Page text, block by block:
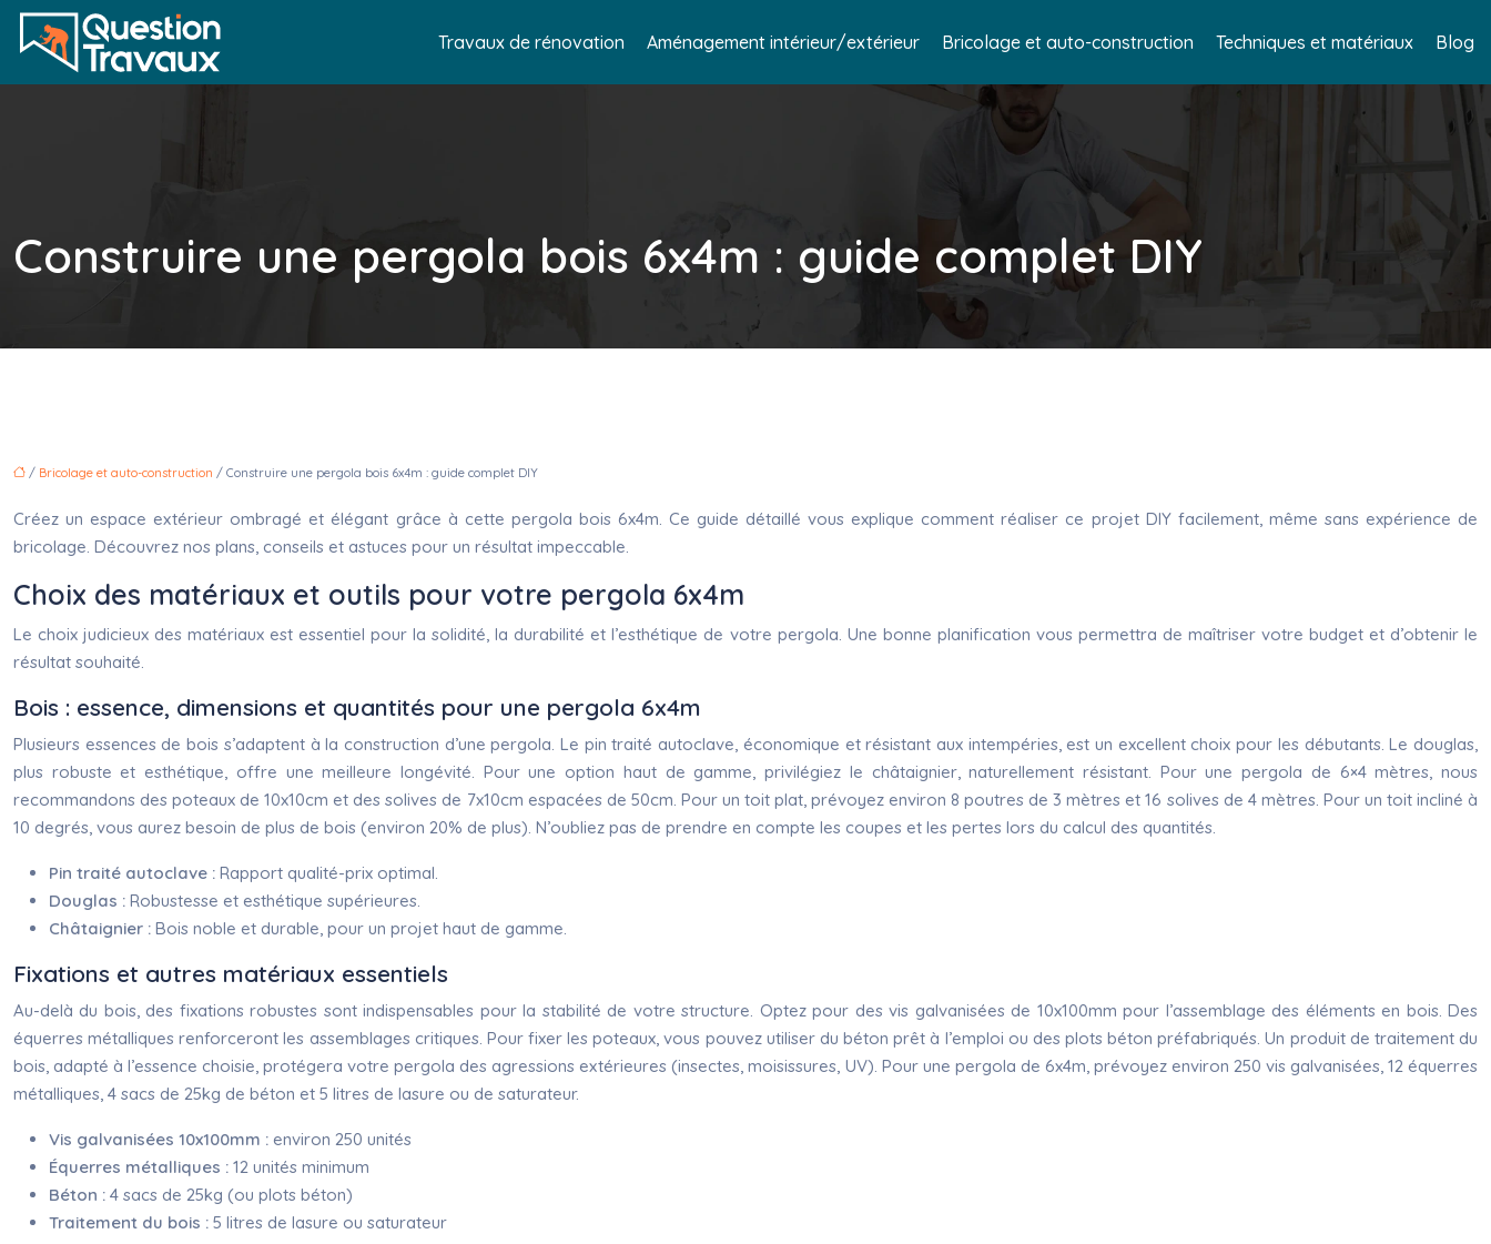
Travaux de rénovation Aménagement intérieur/extérieur Bricolage et auto-construction Techniques et matériaux Blog
Construire une pergola bois 6x4m : guide complet DIY
/ Bricolage et auto-construction / Construire une pergola bois 6x4m : guide complet DIY
Créez un espace extérieur ombragé et élégant grâce à cette pergola bois 6x4m. Ce guide détaillé vous explique comment réaliser ce projet DIY facilement, même sans expérience de
bricolage. Découvrez nos plans, conseils et astuces pour un résultat impeccable.
Choix des matériaux et outils pour votre pergola 6x4m
Le choix judicieux des matériaux est essentiel pour la solidité, la durabilité et l’esthétique de votre pergola. Une bonne planification vous permettra de maîtriser votre budget et d’obtenir le
résultat souhaité.
Bois : essence, dimensions et quantités pour une pergola 6x4m
Plusieurs essences de bois s’adaptent à la construction d’une pergola. Le pin traité autoclave, économique et résistant aux intempéries, est un excellent choix pour les débutants. Le douglas,
plus robuste et esthétique, offre une meilleure longévité. Pour une option haut de gamme, privilégiez le châtaignier, naturellement résistant. Pour une pergola de 6×4 mètres, nous
recommandons des poteaux de 10x10cm et des solives de 7x10cm espacées de 50cm. Pour un toit plat, prévoyez environ 8 poutres de 3 mètres et 16 solives de 4 mètres. Pour un toit incliné à
10 degrés, vous aurez besoin de plus de bois (environ 20% de plus). N’oubliez pas de prendre en compte les coupes et les pertes lors du calcul des quantités.
Pin traité autoclave : Rapport qualité-prix optimal.
Douglas : Robustesse et esthétique supérieures.
Châtaignier : Bois noble et durable, pour un projet haut de gamme.
Fixations et autres matériaux essentiels
Au-delà du bois, des fixations robustes sont indispensables pour la stabilité de votre structure. Optez pour des vis galvanisées de 10x100mm pour l’assemblage des éléments en bois. Des
équerres métalliques renforceront les assemblages critiques. Pour fixer les poteaux, vous pouvez utiliser du béton prêt à l’emploi ou des plots béton préfabriqués. Un produit de traitement du
bois, adapté à l’essence choisie, protégera votre pergola des agressions extérieures (insectes, moisissures, UV). Pour une pergola de 6x4m, prévoyez environ 250 vis galvanisées, 12 équerres
métalliques, 4 sacs de 25kg de béton et 5 litres de lasure ou de saturateur.
Vis galvanisées 10x100mm : environ 250 unités
Équerres métalliques : 12 unités minimum
Béton : 4 sacs de 25kg (ou plots béton)
Traitement du bois : 5 litres de lasure ou saturateur